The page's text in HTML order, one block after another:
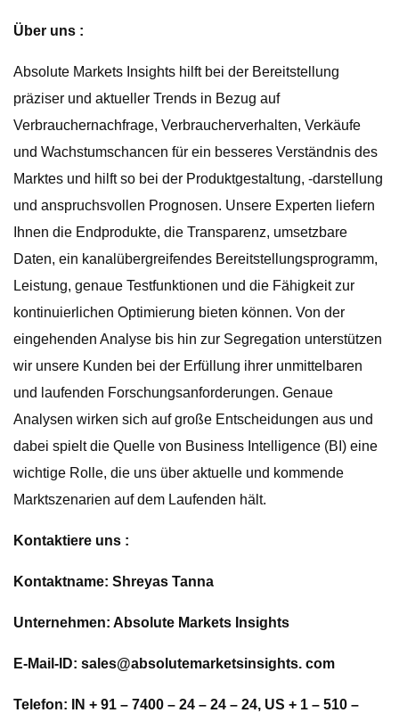
Über uns :
Absolute Markets Insights hilft bei der Bereitstellung
präziser und aktueller Trends in Bezug auf
Verbrauchernachfrage, Verbraucherverhalten, Verkäufe
und Wachstumschancen für ein besseres Verständnis des
Marktes und hilft so bei der Produktgestaltung, -darstellung
und anspruchsvollen Prognosen. Unsere Experten liefern
Ihnen die Endprodukte, die Transparenz, umsetzbare
Daten, ein kanalübergreifendes Bereitstellungsprogramm,
Leistung, genaue Testfunktionen und die Fähigkeit zur
kontinuierlichen Optimierung bieten können. Von der
eingehenden Analyse bis hin zur Segregation unterstützen
wir unsere Kunden bei der Erfüllung ihrer unmittelbaren
und laufenden Forschungsanforderungen. Genaue
Analysen wirken sich auf große Entscheidungen aus und
dabei spielt die Quelle von Business Intelligence (BI) eine
wichtige Rolle, die uns über aktuelle und kommende
Marktszenarien auf dem Laufenden hält.
Kontaktiere uns :
Kontaktname: Shreyas Tanna
Unternehmen: Absolute Markets Insights
E-Mail-ID: sales@absolutemarketsinsights. com
Telefon: IN + 91 – 7400 – 24 – 24 – 24, US + 1 – 510 –